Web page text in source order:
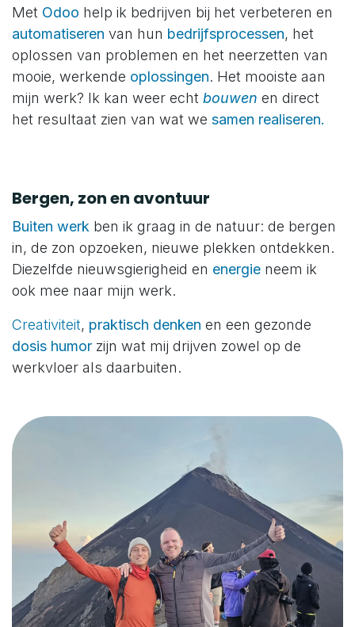
Met Odoo help ik bedrijven bij het verbeteren en
automatiseren van hun bedrijfsprocessen, het
oplossen van problemen en het neerzetten van
mooie, werkende oplossingen. Het mooiste aan
mijn werk? Ik kan weer echt bouwen en direct
het resultaat zien van wat we samen realiseren.
Bergen, zon en avontuur
Buiten werk ben ik graag in de natuur: de bergen
in, de zon opzoeken, nieuwe plekken ontdekken.
Diezelfde nieuwsgierigheid en energie neem ik
ook mee naar mijn werk.
Creativiteit, praktisch denken en een gezonde
dosis humor zijn wat mij drijven zowel op de
werkvloer als daarbuiten.